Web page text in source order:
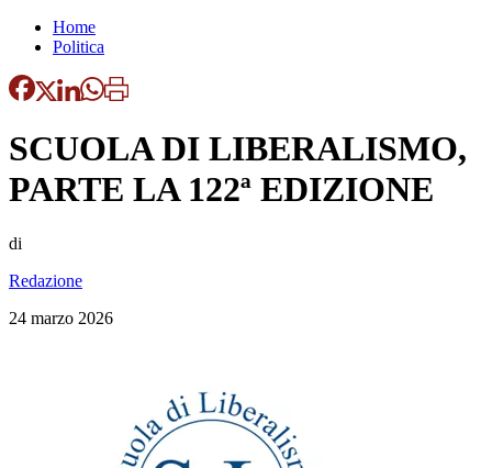
Home
Politica
SCUOLA DI LIBERALISMO,
PARTE LA 122ª EDIZIONE
di
Redazione
24 marzo 2026